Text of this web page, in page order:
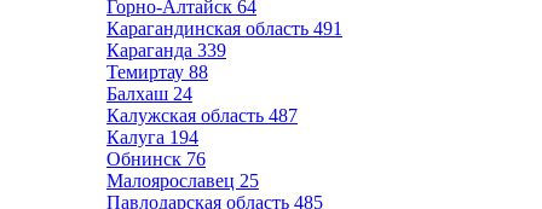
Горно-Алтайск 64
Карагандинская область 491
Караганда 339
Темиртау 88
Балхаш 24
Калужская область 487
Калуга 194
Обнинск 76
Малоярославец 25
Павлодарская область 485